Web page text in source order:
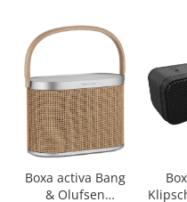
Boxa activa Bang
& Olufsen